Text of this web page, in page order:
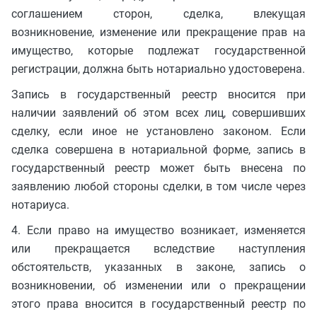
соглашением сторон, сделка, влекущая
возникновение, изменение или прекращение прав на
имущество, которые подлежат государственной
регистрации, должна быть нотариально удостоверена.
Запись в государственный реестр вносится при
наличии заявлений об этом всех лиц, совершивших
сделку, если иное не установлено законом. Если
сделка совершена в нотариальной форме, запись в
государственный реестр может быть внесена по
заявлению любой стороны сделки, в том числе через
нотариуса.
4. Если право на имущество возникает, изменяется
или прекращается вследствие наступления
обстоятельств, указанных в законе, запись о
возникновении, об изменении или о прекращении
этого права вносится в государственный реестр по